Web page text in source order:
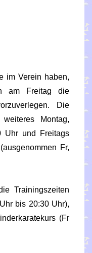
im Verein haben,
am Freitag die
Die
Montag,
Uhr und Freitags
Fr,
Trainingszeiten
bis 20:30 Uhr),
(Fr